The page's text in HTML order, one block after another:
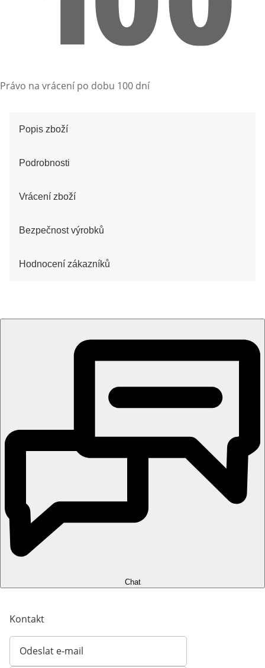
Právo na vrácení po dobu 100 dní
Popis zboží
Podrobnosti
Vrácení zboží
Bezpečnost výrobků
Hodnocení zákazníků
Chat
Kontakt
Odeslat e-mail
Otevírá e-mailového klienta